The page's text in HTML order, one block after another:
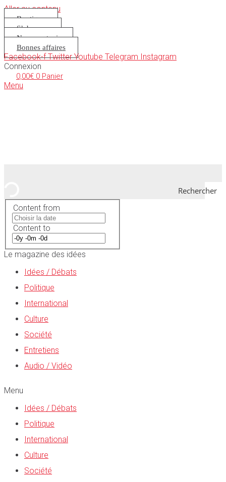
Aller au contenu
Boutique
S’abonner
Nous soutenir
Bonnes affaires
Facebook-f Twitter Youtube Telegram Instagram
Connexion
0,00€ 0 Panier
Menu
Rechercher
Content from
Content to
Le magazine des idées
Idées / Débats
Politique
International
Culture
Société
Entretiens
Audio / Vidéo
Menu
Idées / Débats
Politique
International
Culture
Société